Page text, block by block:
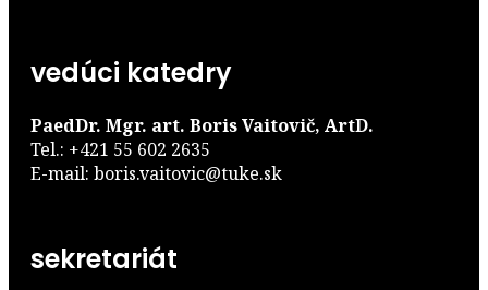
vedúci katedry
PaedDr. Mgr. art. Boris Vaitovič, ArtD.
Tel.: +421 55 602 2635
E-mail: boris.vaitovic@tuke.sk
sekretariát